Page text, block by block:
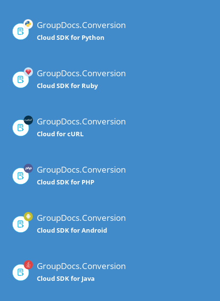
GroupDocs.Conversion
Cloud SDK for Python
GroupDocs.Conversion
Cloud SDK for Ruby
GroupDocs.Conversion
Cloud for cURL
GroupDocs.Conversion
Cloud SDK for PHP
GroupDocs.Conversion
Cloud SDK for Android
GroupDocs.Conversion
Cloud SDK for Java